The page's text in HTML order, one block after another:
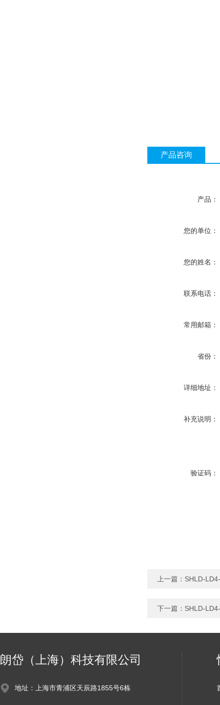
产品咨询
产品：
您的单位：
您的姓名：
联系电话：
常用邮箱：
省份：
详细地址：
补充说明：
验证码：
上一篇： SHLD-
下一篇： SHLD-
朗岱（上海）科技有限公司
地址：上海市青浦区天辰路1855号6栋